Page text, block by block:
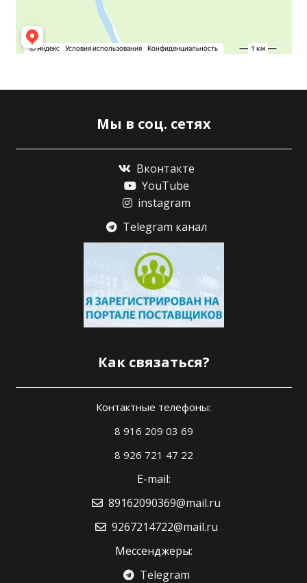
Мы в соц. сетях
Вконтакте
YouTube
instagram
Telegram канал
Как связаться?
Контактные телефоны:
8 916 209 03 69
8 926 721 47 22
E-mail:
89162090369@mail.ru
9267214722@mail.ru
Мессенджеры:
Telegram